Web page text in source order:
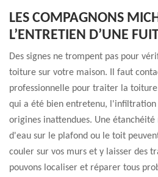
LES COMPAGNONS
L’ENTRETIEN D’UNE
Des signes ne trompent pas pour
toiture sur votre maison. Il faut
professionnelle pour traiter la
qui a été bien entretenu, l'infiltration
origines inattendues. Une
d'eau sur le plafond ou le toit
couler sur vos murs et y laisser des
pouvons localiser et réparer tous